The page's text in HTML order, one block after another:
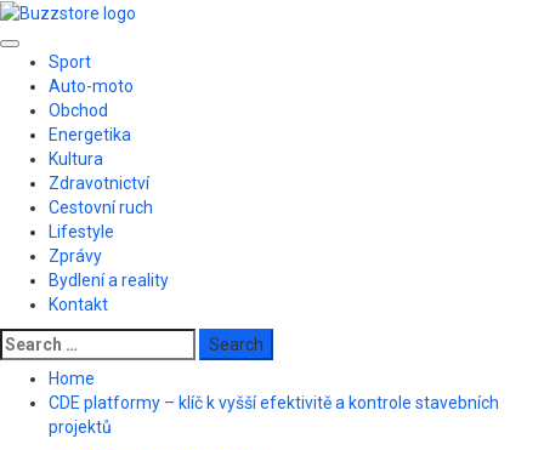
Skip
content
Primary
Menu
Sport
Auto-moto
Obchod
Energetika
Kultura
Zdravotnictví
Cestovní ruch
Lifestyle
Zprávy
Bydlení a reality
Kontakt
Search
for:
Home
CDE platformy – klíč k vyšší efektivitě a kontrole stavebních
projektů